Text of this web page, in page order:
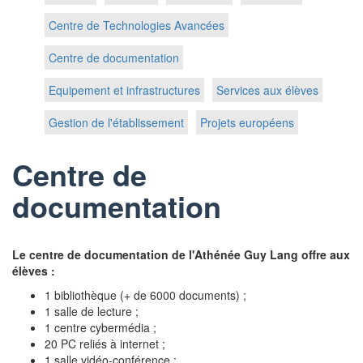
Centre de Technologies Avancées
Centre de documentation
Equipement et infrastructures
Services aux élèves
Gestion de l'établissement
Projets européens
Centre de
documentation
Le centre de documentation de l'Athénée Guy Lang offre aux
élèves :
1 bibliothèque (+ de 6000 documents) ;
1 salle de lecture ;
1 centre cybermédia ;
20 PC reliés à internet ;
1 salle vidéo-conférence ;